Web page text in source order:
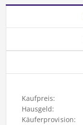
Kaufpreis:
Hausgeld:
Käuferprovision: